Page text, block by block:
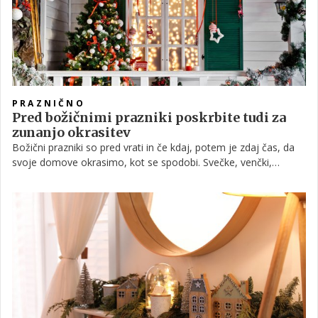
ljubša ideja venčka na vhodnih vratih, vam nihče ne bo
oporekal. Morda pa boste letos venček celo zamenjali za
čudovito dekoracijo iz naravnih materialov, izbira je popolnoma
vaša. Za lažjo odločitev smo pripravili izbor najlepših adventnih
venčkov, ki bodo polepšali vaše stanovanje in mu vnesli
praznični duh.
PRAZNIČNO
Pred božičnimi prazniki poskrbite tudi za
zunanjo okrasitev
Božični prazniki so pred vrati in če kdaj, potem je zdaj čas, da
svoje domove okrasimo, kot se spodobi. Svečke, venčki,
domove. A zakaj bi se omejevali le na notranje prostore.
Božični okraski na prostem so pravi način, da sosedom,
prijateljem in družini pokažemo svoj praznični duh in si
zagotovimo, da božiček zagotovo ne bo zgrešil naše hiše. V
spodnjih vrsticah delimo preproste in denarnici prijazne ideje, s
katerimi bo vaš vrt zaživel čudovito božično pravljico.